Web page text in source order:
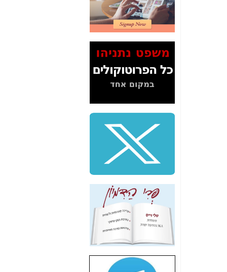
2" על תעלולי השר
משה כחלון -כאן
הסלולר" ואיך מסרסים
את הנתונים לציבור -
כאן
סיכום ביקור בסיליקון
שלמה פילבר (עד
לאחרונה מנכ"ל משרד
התקשורת) - עד
מדינה? הצחקתם
"יש אפליה בחקירה"?
חשיפה: למה השר
משה כחלון לא נחקר
עד היום? -
כאן
הדומה לזו של "תיק
4000" אך בתחום
הסלולר -